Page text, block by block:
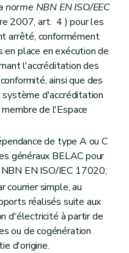
norme NBN EN ISO/EEC
2007, art. 4 ) pour les
arrêté, conformément
place en exécution de
l'accréditation des
ainsi que des
d'accréditation
de l'Espace
de type A ou C
généraux BELAC pour
EN ISO/IEC 17020;
courrier simple, au
réalisés suite aux
d'électricité à partir de
ou de cogénération
d'origine.